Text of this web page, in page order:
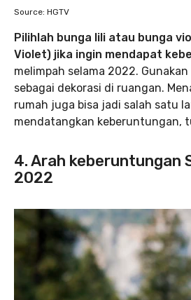
Source: HGTV
Pilihlah bunga lili atau bunga
Violet) jika ingin mendapat
melimpah selama 2022.
sebagai dekorasi di ruangan.
rumah juga bisa jadi salah satu
mendatangkan keberuntungan,
4. Arah keberuntungan
2022